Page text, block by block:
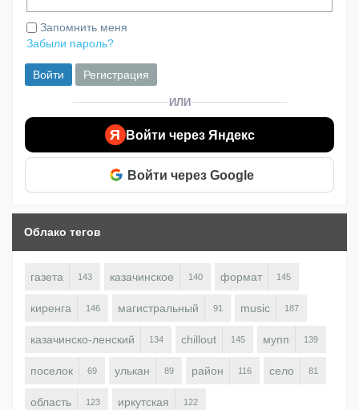
Запомнить меня
Забыли пароль?
Войти Регистрация
ИЛИ
Я Войти через Яндекс
Войти через Google
Облако тегов
газета 143 казачинское 140 формат 145
киренга 146 магистральный 91 music 187
казачинско-ленский 134 chillout 145 мупп 139
поселок 69 улькан 89 район 116 село 81
область 123 иркутская 122